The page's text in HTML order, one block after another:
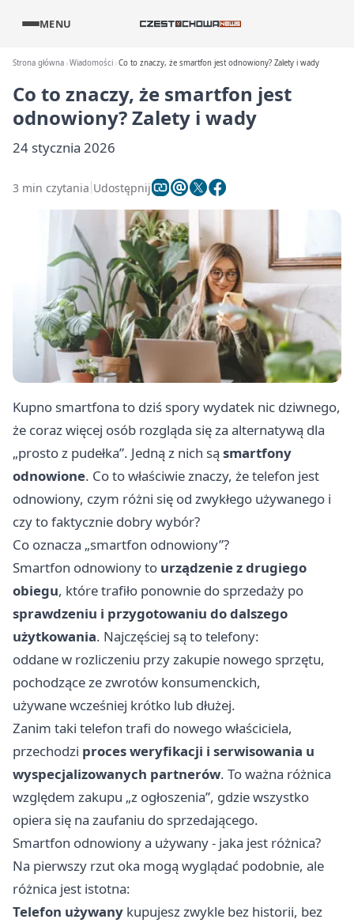
MENU
Strona główna Wiadomości Co to znaczy, że smartfon jest odnowiony? Zalety i wady
Co to znaczy, że smartfon jest
odnowiony? Zalety i wady
24 stycznia 2026
3 min czytania Udostępnij
Kupno smartfona to dziś spory wydatek nic dziwnego,
że coraz więcej osób rozgląda się za alternatywą dla
„prosto z pudełka”. Jedną z nich są smartfony
odnowione. Co to właściwie znaczy, że telefon jest
odnowiony, czym różni się od zwykłego używanego i
czy to faktycznie dobry wybór?
Co oznacza „smartfon odnowiony”?
Smartfon odnowiony to urządzenie z drugiego
obiegu, które trafiło ponownie do sprzedaży po
sprawdzeniu i przygotowaniu do dalszego
użytkowania. Najczęściej są to telefony:
oddane w rozliczeniu przy zakupie nowego sprzętu,
pochodzące ze zwrotów konsumenckich,
używane wcześniej krótko lub dłużej.
Zanim taki telefon trafi do nowego właściciela,
przechodzi proces weryfikacji i serwisowania u
wyspecjalizowanych partnerów. To ważna różnica
względem zakupu „z ogłoszenia”, gdzie wszystko
opiera się na zaufaniu do sprzedającego.
Smartfon odnowiony a używany - jaka jest różnica?
Na pierwszy rzut oka mogą wyglądać podobnie, ale
różnica jest istotna:
Telefon używany kupujesz zwykle bez historii, bez